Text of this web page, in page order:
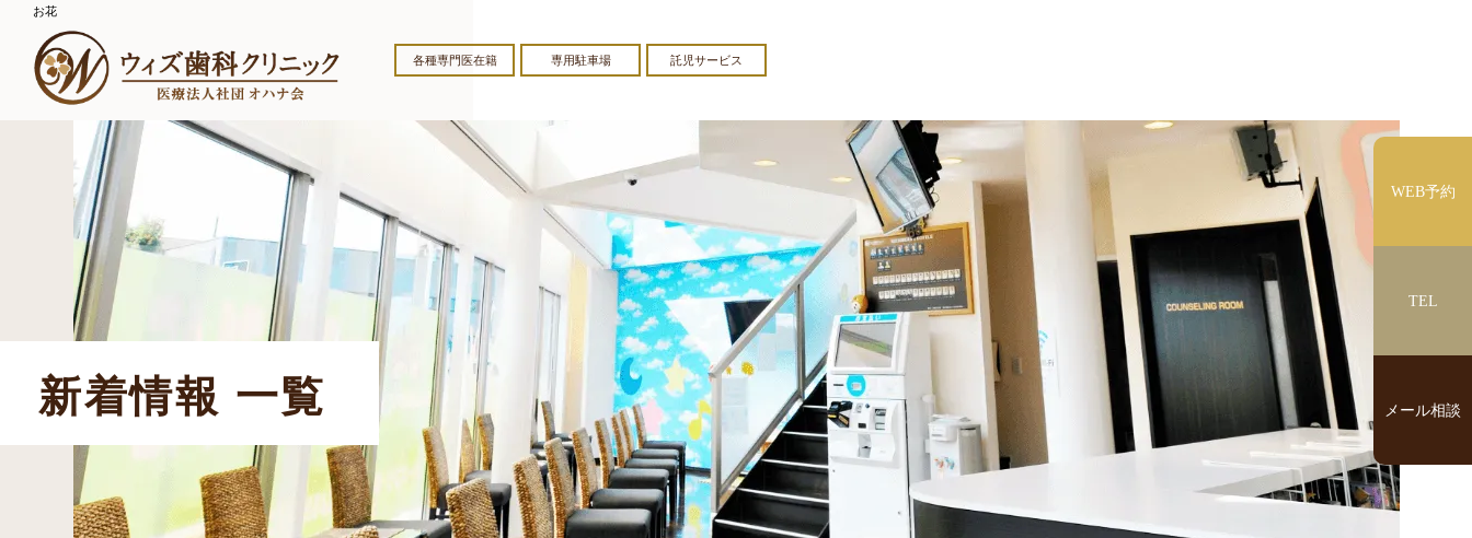
お花
各種専門医在籍 専用駐車場 託児サービス
新着情報 一覧
WEB予約
TEL
メール相談